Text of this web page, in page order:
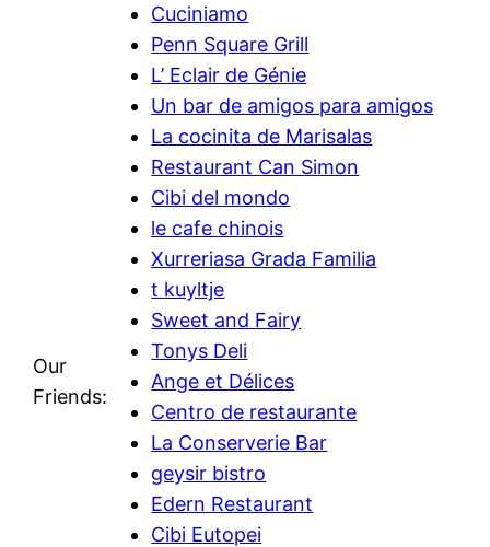
Our
Friends:
Cuciniamo
Penn Square Grill
L’ Eclair de Génie
Un bar de amigos para amigos
La cocinita de Marisalas
Restaurant Can Simon
Cibi del mondo
le cafe chinois
Xurreriasa Grada Familia
t kuyltje
Sweet and Fairy
Tonys Deli
Ange et Délices
Centro de restaurante
La Conserverie Bar
geysir bistro
Edern Restaurant
Cibi Eutopei